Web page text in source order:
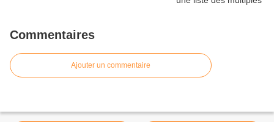
Commentaires
Ajouter un commentaire